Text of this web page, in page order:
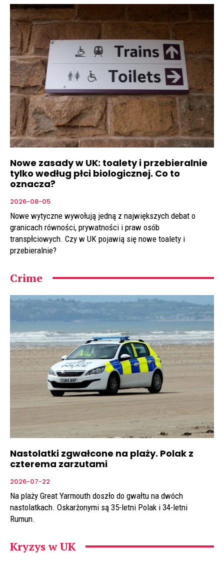
Nowe zasady w UK: toalety i przebieralnie
tylko według płci biologicznej. Co to
oznacza?
2026-08-05
Nowe wytyczne wywołują jedną z największych debat o
granicach równości, prywatności i praw osób
transpłciowych. Czy w UK pojawią się nowe toalety i
przebieralnie?
Crime
Nastolatki zgwałcone na plaży. Polak z
czterema zarzutami
2026-07-22
Na plaży Great Yarmouth doszło do gwałtu na dwóch
nastolatkach. Oskarżonymi są 35-letni Polak i 34-letni
Rumun.
Kryzys w UK